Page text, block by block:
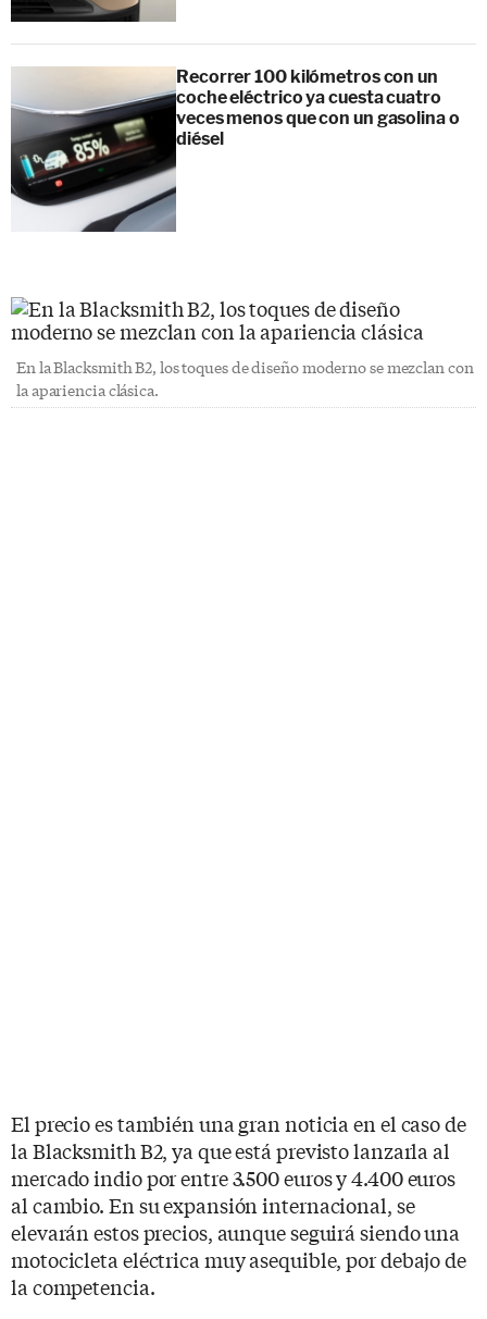
Recorrer 100 kilómetros con un
coche eléctrico ya cuesta cuatro
veces menos que con un gasolina o
diésel
En la Blacksmith B2, los toques de diseño moderno se mezclan con
la apariencia clásica.
El precio es también una gran noticia en el caso de
la Blacksmith B2, ya que está previsto lanzarla al
mercado indio por entre 3.500 euros y 4.400 euros
al cambio. En su expansión internacional, se
elevarán estos precios, aunque seguirá siendo una
motocicleta eléctrica muy asequible, por debajo de
la competencia.